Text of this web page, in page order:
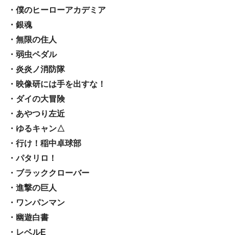
・僕のヒーローアカデミア
・銀魂
・無限の住人
・弱虫ペダル
・炎炎ノ消防隊
・映像研には手を出すな！
・ダイの大冒険
・あやつり左近
・ゆるキャン△
・行け！稲中卓球部
・パタリロ！
・ブラッククローバー
・進撃の巨人
・ワンパンマン
・幽遊白書
・レベルE